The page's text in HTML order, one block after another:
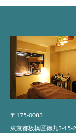
〒175-0083
東京都板橋区徳丸3-15-